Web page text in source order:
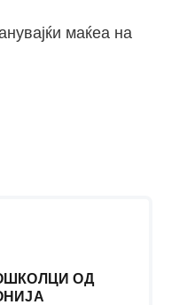
маќеа на
ОД